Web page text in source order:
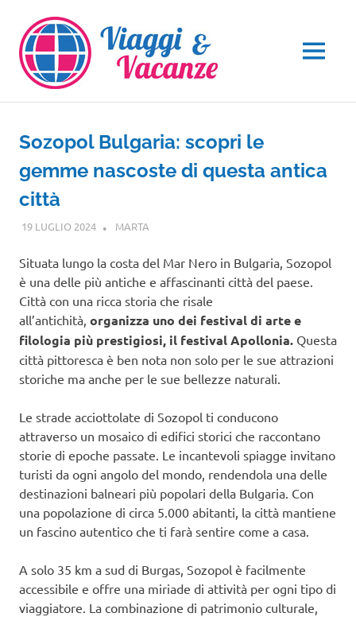
contenuto
MENU
Sozopol Bulgaria: scopri le
gemme nascoste di questa antica
città
19 LUGLIO 2024 MARTA
Situata lungo la costa del Mar Nero in Bulgaria, Sozopol
è una delle più antiche e affascinanti città del paese.
Città con una ricca storia che risale
all’antichità, organizza uno dei festival di arte e
filologia più prestigiosi, il festival Apollonia. Questa
città pittoresca è ben nota non solo per le sue attrazioni
storiche ma anche per le sue bellezze naturali.
Le strade acciottolate di Sozopol ti conducono
attraverso un mosaico di edifici storici che raccontano
storie di epoche passate. Le incantevoli spiagge invitano
turisti da ogni angolo del mondo, rendendola una delle
destinazioni balneari più popolari della Bulgaria. Con
una popolazione di circa 5.000 abitanti, la città mantiene
un fascino autentico che ti farà sentire come a casa.
A solo 35 km a sud di Burgas, Sozopol è facilmente
accessibile e offre una miriade di attività per ogni tipo di
viaggiatore. La combinazione di patrimonio culturale,